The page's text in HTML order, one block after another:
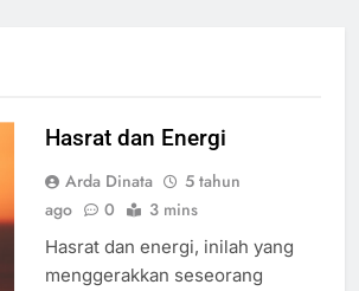
Hasrat dan Energi
Arda Dinata
5 tahun
ago
0 3 mins
Hasrat dan energi, inilah yang
menggerakkan seseorang